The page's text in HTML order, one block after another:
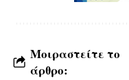
Μοιραστείτε το
άρθρο: